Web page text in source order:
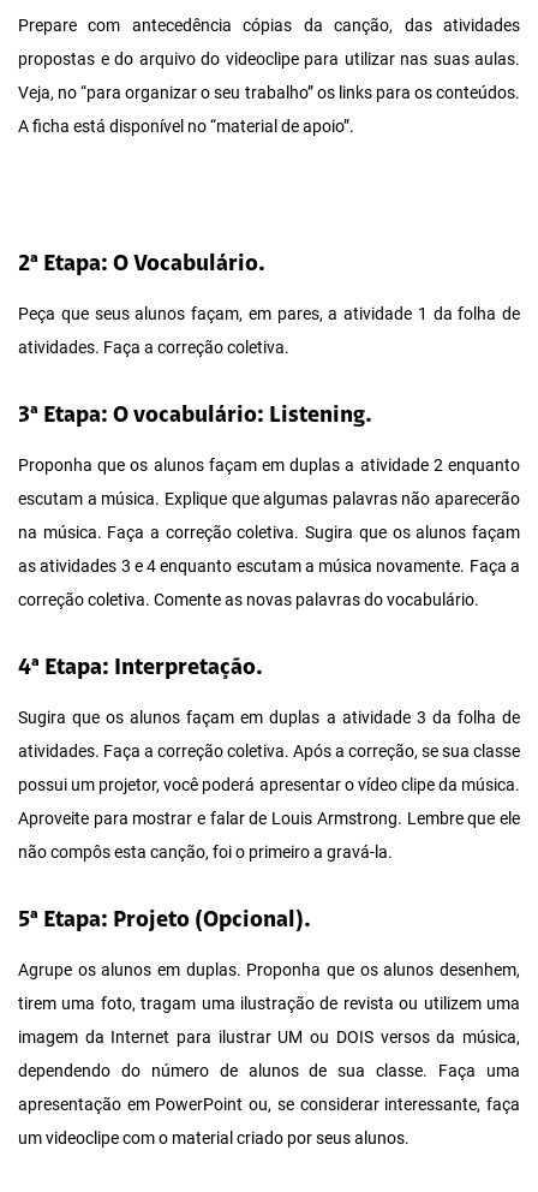
Prepare com antecedência cópias da canção, das atividades
propostas e do arquivo do videoclipe para utilizar nas suas aulas.
Veja, no “para organizar o seu trabalho” os links para os conteúdos.
A ficha está disponível no “material de apoio”.
2ª Etapa: O Vocabulário.
Peça que seus alunos façam, em pares, a atividade 1 da folha de
atividades. Faça a correção coletiva.
3ª Etapa: O vocabulário: Listening.
Proponha que os alunos façam em duplas a atividade 2 enquanto
escutam a música. Explique que algumas palavras não aparecerão
na música. Faça a correção coletiva. Sugira que os alunos façam
as atividades 3 e 4 enquanto escutam a música novamente. Faça a
correção coletiva. Comente as novas palavras do vocabulário.
4ª Etapa: Interpretação.
Sugira que os alunos façam em duplas a atividade 3 da folha de
atividades. Faça a correção coletiva. Após a correção, se sua classe
possui um projetor, você poderá apresentar o vídeo clipe da música.
Aproveite para mostrar e falar de Louis Armstrong. Lembre que ele
não compôs esta canção, foi o primeiro a gravá-la.
5ª Etapa: Projeto (Opcional).
Agrupe os alunos em duplas. Proponha que os alunos desenhem,
tirem uma foto, tragam uma ilustração de revista ou utilizem uma
imagem da Internet para ilustrar UM ou DOIS versos da música,
dependendo do número de alunos de sua classe. Faça uma
apresentação em PowerPoint ou, se considerar interessante, faça
um videoclipe com o material criado por seus alunos.